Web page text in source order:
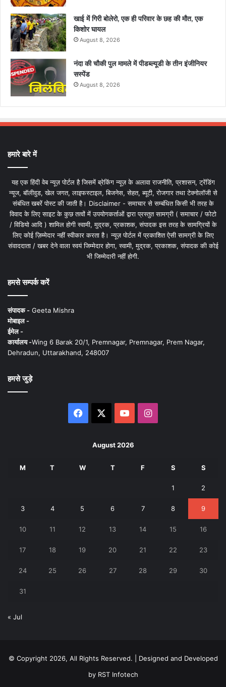
खाई में गिरी बोलेरो, एक ही परिवार के छह की मौत, एक
किशोर घायल
August 8, 2026
नंदा की चौकी पुल मामले में पीडब्ल्यूडी के तीन इंजीनियर
सस्पेंड
August 8, 2026
हमारे बारे में
यह एक हिंदी वेब न्यूज़ पोर्टल है जिसमें ब्रेकिंग न्यूज़ के अलावा राजनीति, प्रशासन, ट्रेंडिंग
न्यूज, बॉलीवुड, खेल जगत, लाइफस्टाइल, बिजनेस, सेहत, ब्यूटी, रोजगार तथा टेक्नोलॉजी से
संबंधित खबरें पोस्ट की जाती है। Disclaimer - समाचार से सम्बंधित किसी भी तरह के
विवाद के लिए साइट के कुछ तत्वों में उपयोगकर्ताओं द्वारा प्रस्तुत सामग्री ( समाचार / फोटो
/ विडियो आदि ) शामिल होगी स्वामी, मुद्रक, प्रकाशक, संपादक इस तरह के सामग्रियों के
लिए कोई ज़िम्मेदार नहीं स्वीकार करता है। न्यूज़ पोर्टल में प्रकाशित ऐसी सामग्री के लिए
संवाददाता / खबर देने वाला स्वयं जिम्मेदार होगा, स्वामी, मुद्रक, प्रकाशक, संपादक की कोई
भी जिम्मेदारी नहीं होगी.
हमसे सम्पर्क करें
संपादक - Geeta Mishra
मोबाइल -
ईमेल -
कार्यालय -Wing 6 Barak 20/1, Premnagar, Premnagar, Prem Nagar,
Dehradun, Uttarakhand, 248007
हमसे जुड़े
Facebook YouTubeInstagram
August 2026
M T W T F S S
1 2
3 4 5 6 7 8 9
10 11 12 13 14 15 16
17 18 19 20 21 22 23
24 25 26 27 28 29 30
31
« Jul
© Copyright 2026, All Rights Reserved. | Designed and Developed
byRST Infotech